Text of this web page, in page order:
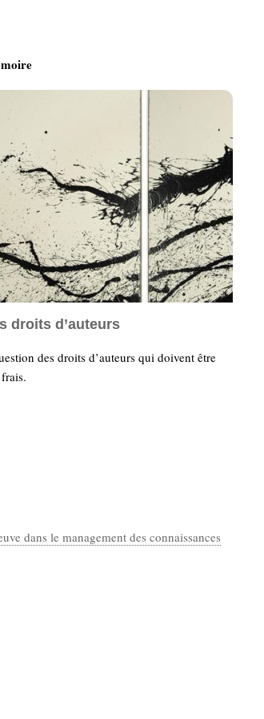
droits d’auteurs
des droits d’auteurs qui doivent être
dans le management des connaissances